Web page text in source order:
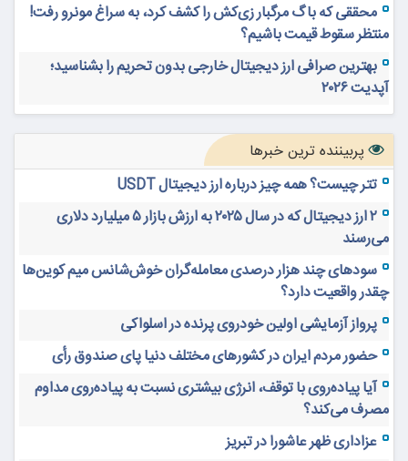
محققی که باگ مرگبار زی‌کش را کشف کرد، به سراغ مونرو رفت!
منتظر سقوط قیمت باشیم؟
بهترین صرافی ارز دیجیتال خارجی بدون تحریم را بشناسید؛
آپدیت ۲۰۲۶
پربیننده ترین خبرها
تتر چیست؟ همه چیز درباره ارز دیجیتال USDT
۲ ارز دیجیتال که در سال ۲۰۲۵ به ارزش بازار ۵ میلیارد دلاری
می‌رسند
سودهای چند هزار درصدی معامله‌گران خوش‌شانس میم کوین‌ها
چقدر واقعیت دارد؟
پرواز آزمایشی اولین خودروی پرنده در اسلواکی
حضور مردم ایران در کشورهای مختلف دنیا پای صندوق رأی
آیا پیاده‌روی با توقف، انرژی بیشتری نسبت به پیاده‌روی مداوم
مصرف می‌کند؟
عزاداری ظهر عاشورا در تبریز